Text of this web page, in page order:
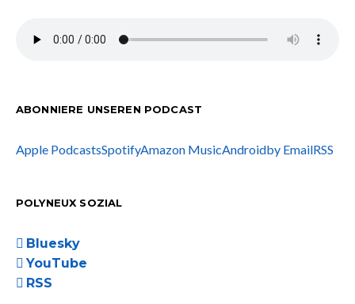
ABONNIERE UNSEREN PODCAST
Apple PodcastsSpotifyAmazon MusicAndroidby EmailRSS
POLYNEUX SOZIAL
Bluesky
YouTube
RSS